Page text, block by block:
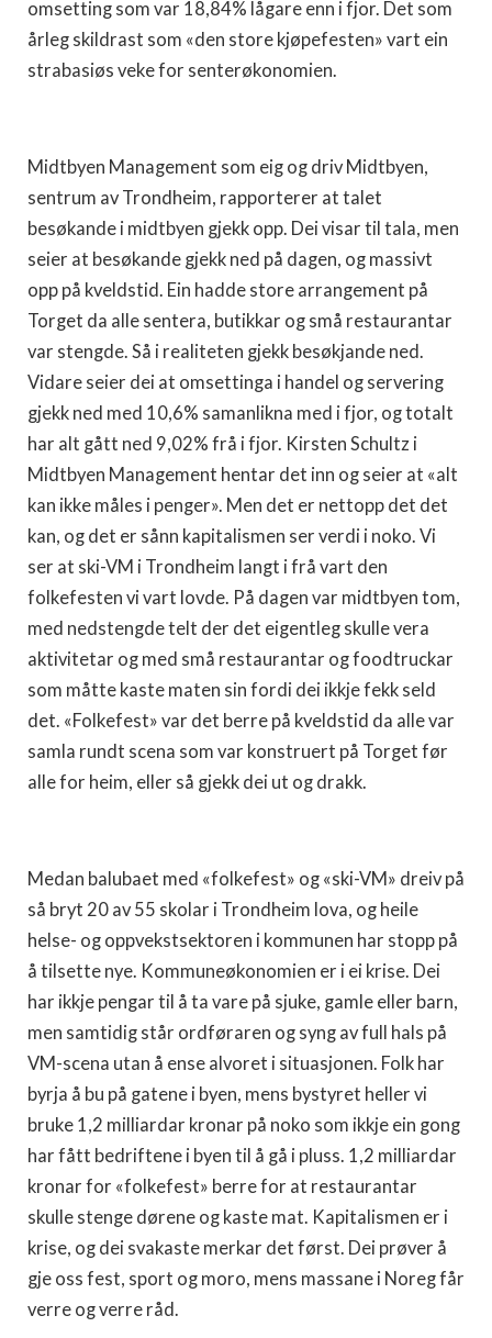
omsetting som var 18,84% lågare enn i fjor. Det som
årleg skildrast som «den store kjøpefesten» vart ein
strabasiøs veke for senterøkonomien.
Midtbyen Management som eig og driv Midtbyen,
sentrum av Trondheim, rapporterer at talet
besøkande i midtbyen gjekk opp. Dei visar til tala, men
seier at besøkande gjekk ned på dagen, og massivt
opp på kveldstid. Ein hadde store arrangement på
Torget da alle sentera, butikkar og små restaurantar
var stengde. Så i realiteten gjekk besøkjande ned.
Vidare seier dei at omsettinga i handel og servering
gjekk ned med 10,6% samanlikna med i fjor, og totalt
har alt gått ned 9,02% frå i fjor. Kirsten Schultz i
Midtbyen Management hentar det inn og seier at «alt
kan ikke måles i penger». Men det er nettopp det det
kan, og det er sånn kapitalismen ser verdi i noko. Vi
ser at ski-VM i Trondheim langt i frå vart den
folkefesten vi vart lovde. På dagen var midtbyen tom,
med nedstengde telt der det eigentleg skulle vera
aktivitetar og med små restaurantar og foodtruckar
som måtte kaste maten sin fordi dei ikkje fekk seld
det. «Folkefest» var det berre på kveldstid da alle var
samla rundt scena som var konstruert på Torget før
alle for heim, eller så gjekk dei ut og drakk.
Medan balubaet med «folkefest» og «ski-VM» dreiv på
så bryt 20 av 55 skolar i Trondheim lova, og heile
helse- og oppvekstsektoren i kommunen har stopp på
å tilsette nye. Kommuneøkonomien er i ei krise. Dei
har ikkje pengar til å ta vare på sjuke, gamle eller barn,
men samtidig står ordføraren og syng av full hals på
VM-scena utan å ense alvoret i situasjonen. Folk har
byrja å bu på gatene i byen, mens bystyret heller vi
bruke 1,2 milliardar kronar på noko som ikkje ein gong
har fått bedriftene i byen til å gå i pluss. 1,2 milliardar
kronar for «folkefest» berre for at restaurantar
skulle stenge dørene og kaste mat. Kapitalismen er i
krise, og dei svakaste merkar det først. Dei prøver å
gje oss fest, sport og moro, mens massane i Noreg får
verre og verre råd.